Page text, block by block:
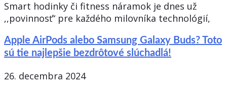
Smart hodinky či fitness náramok je dnes už
,,povinnosť“ pre každého milovníka technológií,
Apple AirPods alebo Samsung Galaxy Buds? Toto
sú tie najlepšie bezdrôtové slúchadlá!
26. decembra 2024